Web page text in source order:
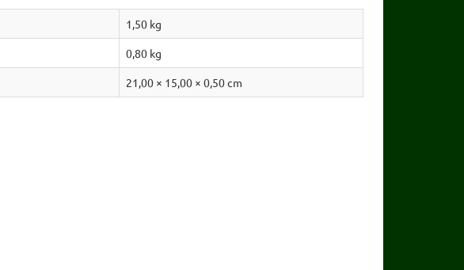
1,50 kg
0,80 kg
21,00 × 15,00 × 0,50 cm